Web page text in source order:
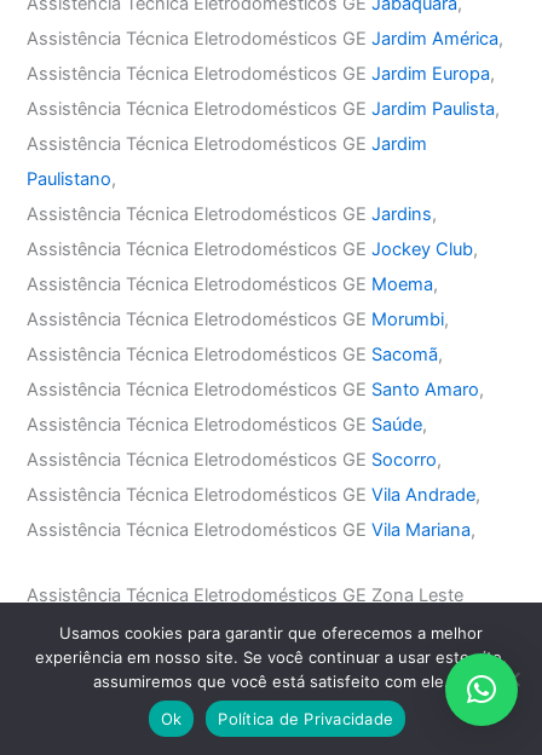
Assistência Técnica Eletrodomésticos GEJardim América,
Assistência Técnica Eletrodomésticos GEJardim Europa,
Assistência Técnica Eletrodomésticos GEJardim Paulista,
Assistência Técnica Eletrodomésticos GEJardim
Paulistano,
Assistência Técnica Eletrodomésticos GEJardins,
Assistência Técnica Eletrodomésticos GEJockey Club,
Assistência Técnica Eletrodomésticos GE Moema,
Assistência Técnica Eletrodomésticos GE Morumbi,
Assistência Técnica Eletrodomésticos GE Sacomã,
Assistência Técnica Eletrodomésticos GE Santo Amaro,
Assistência Técnica Eletrodomésticos GE Saúde,
Assistência Técnica Eletrodomésticos GE Socorro,
Assistência Técnica Eletrodomésticos GEVila Andrade,
Assistência Técnica Eletrodomésticos GEVila Mariana,
Assistência Técnica Eletrodomésticos GE Zona Leste
Assistência Técnica Eletrodomésticos GEÁgua Rasa,
Assistência Técnica Eletrodomésticos GEAnália Franco
Assistência Técnica Eletrodomésticos GEAricanduva
,
Assistência Técnica Eletrodomésticos GEBelém
Usamos cookies para garantir que oferecemos a melhor
experiência em nosso site. Se você continuar a usar este site,
assumiremos que você está satisfeito com ele.
Ok
Política de Privacidade